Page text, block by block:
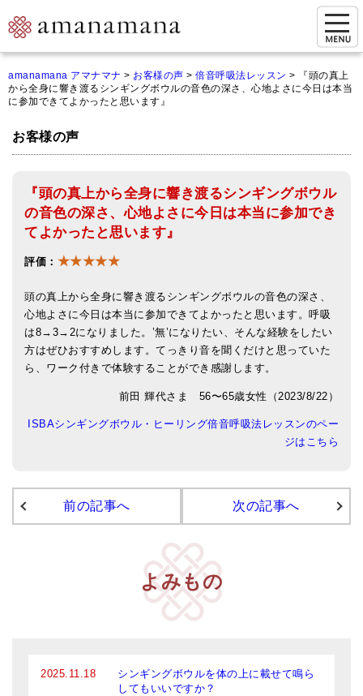
マイページ
ご来店予約（実店舗）
オンライン相談&購入
シンギングボウル講座
倍音呼吸法レッスン
オンラインショップ
カートを見る
アマナマナのシンギングボウル
チベット・シンギングボウル
●マンダラ彫（黒・渋金）
人気の3点セット
特大シンギングボウル・特殊柄
スティック・マレット・リング（台座）
プレミアム・ティンシャ（L・M）
amanamana アマナマナ > お客様の声 > 倍音呼吸法レッスン >
『頭の真上
から全身に響き渡るシンギングボウルの音色の深さ、心地よさに今日は本当
に参加できてよかったと思います』
お客様の声
『頭の真上から全身に響き渡るシンギングボウル
の音色の深さ、心地よさに今日は本当に参加でき
てよかったと思います』
評価： ★★★★★
頭の真上から全身に響き渡るシンギングボウルの音色の深さ、
心地よさに今日は本当に参加できてよかったと思います。呼吸
は8→3→2になりました。’無’になりたい、そんな経験をしたい
方はぜひおすすめします。てっきり音を聞くだけと思っていた
ら、ワーク付きで体験することができ感謝します。
前田 輝代さま 56〜65歳女性（2023/8/22）
ISBAシンギングボウル・ヒーリング倍音呼吸法レッスンのペー
ジはこちら
前の記事へ 次の記事へ
よみもの
2025.11.18
シンギングボウルを体の上に載せて鳴ら
してもいいですか？